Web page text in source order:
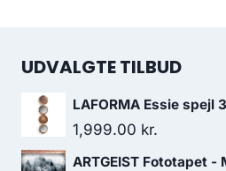
UDVALGTE TILBUD
LAFORMA Essie spejl
1,999.00 kr.
ARTGEIST Fototapet